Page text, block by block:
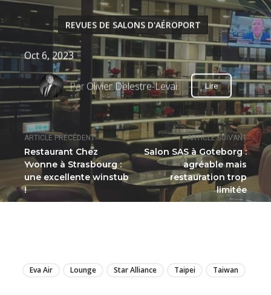
ARTICLE PRÉCÉDENT
Restaurant Chez
Yvonne à Strasbourg :
une excellente winstub
!
ARTICLE SUIVANT
Salon SAS à Goteborg :
agréable mais
restauration trop
limitée
REVUES DE SALONS D'AÉROPORT
Oct 6, 2023
ParOlivier Delestre-Levai Lire
Eva Air Lounge Star Alliance Taipei Taiwan